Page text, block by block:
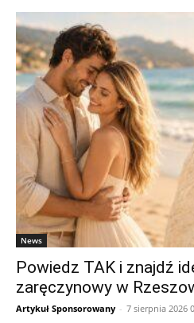
News
Powiedz TAK i znajdź
zaręczynowy w
Artykuł Sponsorowany - 7 sierpnia 2026